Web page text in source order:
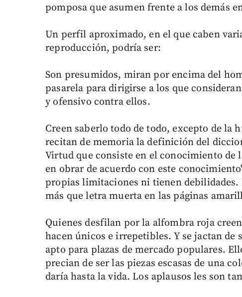
pomposa que asumen frente a los demás
Un perfil aproximado, en el que caben
reproducción, podría ser:
Son presumidos, miran por encima del
pasarela para dirigirse a los que
y ofensivo contra ellos.
Creen saberlo todo de todo, excepto de la
recitan de memoria la definición del
Virtud que consiste en el conocimiento
en obrar de acuerdo con este
propias limitaciones ni tienen
más que letra muerta en las páginas
Quienes desfilan por la alfombra roja
hacen únicos e irrepetibles. Y se jactan
apto para plazas de mercado populares.
precian de ser las piezas escasas de una
daría hasta la vida. Los aplausos les son